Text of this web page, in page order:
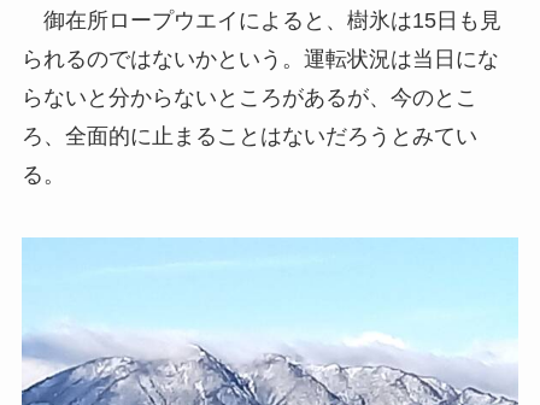
御在所ロープウエイによると、樹氷は15日も見
られるのではないかという。運転状況は当日にな
らないと分からないところがあるが、今のとこ
ろ、全面的に止まることはないだろうとみてい
る。